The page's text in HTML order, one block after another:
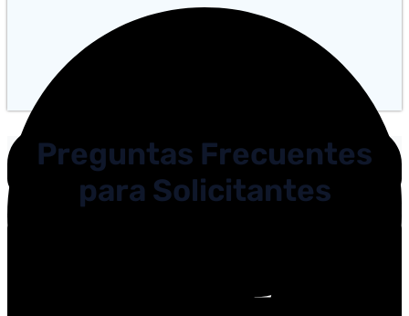
Preguntas Frecuentes
para Solicitantes